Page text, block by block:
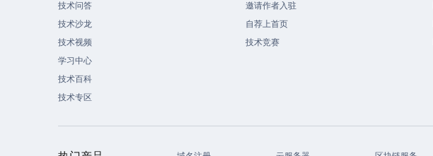
技术问答
技术沙龙
技术视频
学习中心
技术百科
技术专区
邀请作者入驻
自荐上首页
技术竞赛